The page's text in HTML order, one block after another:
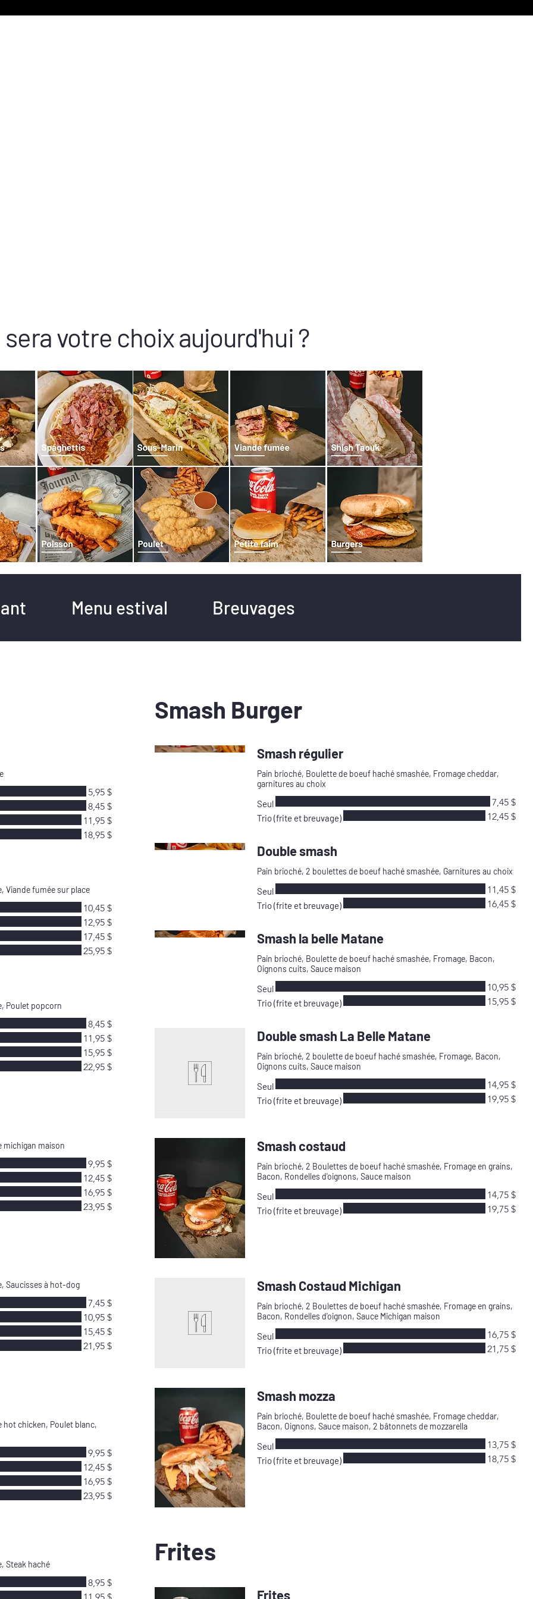
sera votre choix aujourd'hui ?
Menu estival Breuvages
5,95 $
8,45 $
11,95 $
18,95 $
Viande fumée sur place
10,45 $
12,95 $
17,45 $
25,95 $
Poulet popcorn
8,45 $
11,95 $
15,95 $
22,95 $
michigan maison
9,95 $
12,45 $
16,95 $
23,95 $
Saucisses à hot-dog
7,45 $
10,95 $
15,45 $
21,95 $
hot chicken, Poulet blanc,
9,95 $
12,45 $
16,95 $
23,95 $
Steak haché
8,95 $
11,95 $
Smash Burger
Smash régulier
Pain brioché, Boulette de boeuf haché smashée, Fromage cheddar,
garnitures au choix
Seul 7,45 $
Trio (frite et breuvage) 12,45 $
Double smash
Pain brioché, 2 boulettes de boeuf haché smashée, Garnitures au choix
Seul 11,45 $
Trio (frite et breuvage) 16,45 $
Smash la belle Matane
Pain brioché, Boulette de boeuf haché smashée, Fromage, Bacon,
Oignons cuits, Sauce maison
Seul 10,95 $
Trio (frite et breuvage) 15,95 $
Double smash La Belle Matane
Pain brioché, 2 boulette de boeuf haché smashée, Fromage, Bacon,
Oignons cuits, Sauce maison
Seul 14,95 $
Trio (frite et breuvage) 19,95 $
Smash costaud
Pain brioché, 2 Boulettes de boeuf haché smashée, Fromage en grains,
Bacon, Rondelles d'oignons, Sauce maison
Seul 14,75 $
Trio (frite et breuvage) 19,75 $
Smash Costaud Michigan
Pain brioché, 2 Boulettes de boeuf haché smashée, Fromage en grains,
Bacon, Rondelles d'oignon, Sauce Michigan maison
Seul 16,75 $
Trio (frite et breuvage) 21,75 $
Smash mozza
Pain brioché, Boulette de boeuf haché smashée, Fromage cheddar,
Bacon, Oignons, Sauce maison, 2 bâtonnets de mozzarella
Seul 13,75 $
Trio (frite et breuvage) 18,75 $
Frites
Frites